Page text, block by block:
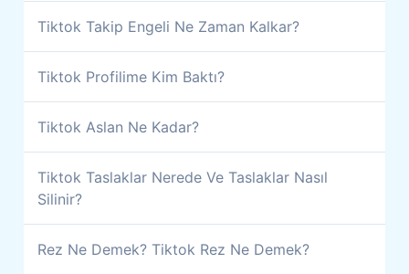
Tiktok Takip Engeli Ne Zaman Kalkar?
Tiktok Profilime Kim Baktı?
Tiktok Aslan Ne Kadar?
Tiktok Taslaklar Nerede Ve Taslaklar Nasıl
Silinir?
Rez Ne Demek? Tiktok Rez Ne Demek?